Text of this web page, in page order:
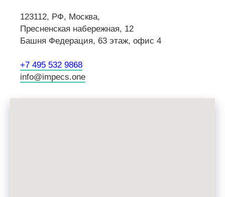
123112, РФ, Москва,
Пресненская набережная, 12
Башня Федерация, 63 этаж, офис 4
+7 495 532 9868
info@impecs.one